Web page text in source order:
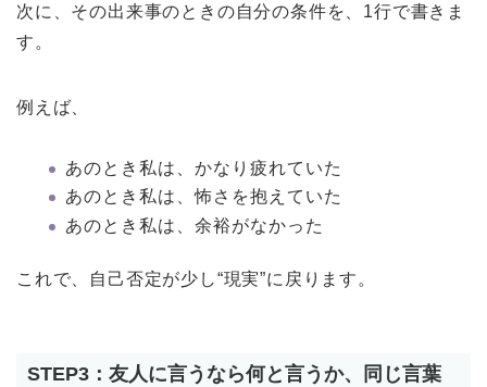
次に、その出来事のときの自分の条件を、1行で書きま
す。
例えば、
あのとき私は、かなり疲れていた
あのとき私は、怖さを抱えていた
あのとき私は、余裕がなかった
これで、自己否定が少し“現実”に戻ります。
STEP3：友人に言うなら何と言うか、同じ言葉